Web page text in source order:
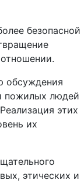
безопасной
обсуждения
пожилых людей
этих
их
этических и